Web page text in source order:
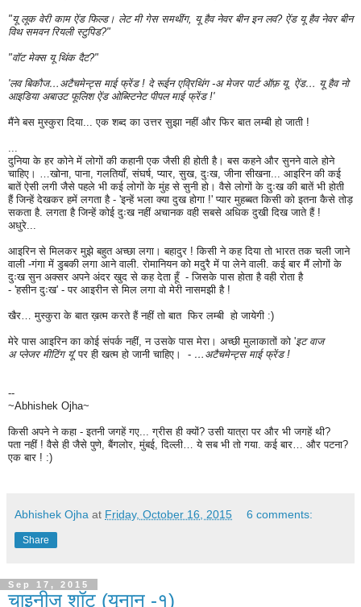
"यू लूक वेरी काम ऐंड फिल्ड। लेट मी गेस समथींग, यू हैव नेवर बीन इन लव? ऐंड यू हैव नेवर बीन
विथ समवन रियली स्टुपिड?"
"वॉट मेक्स यू थिंक दैट?"
'लव बिकौज…अटैचमेन्ट्स माई फ्रेंड ! दे रूईन एव्रिथिंग -अ मेजर पार्ट ऑफ़ यू. ऐंड… यू हैव नो
आइडिया अबाउट फूलिश ऐंड ओब्स्टिनेट पीपल माई फ्रेंड !'
मैंने बस मुस्कुरा दिया... एक शब्द का उत्तर सुझा नहीं और फिर बात लम्बी हो जाती !
दुनिया के हर कोने में लोगों कीकहानी एक जैसी ही होती है। बस कहने और सुनने वाले होने
चाहिए। …खोना, पाना, गलतियाँ, संघर्ष, प्यार, सुख, दुःख, जीना सीखना... आइरिन की कई
बातें ऐसी लगी जैसे पहले भी कई लोगों के मुंह से सुनी हो। वैसे लोगों के दुःख की बातें भी होती
हैं जिन्हें देखकर हमें लगता है - 'इन्हें भला क्या दुख होगा !' प्यार मुहब्बत किसी को इतना कैसे तोड़
सकता है. लगता है जिन्हें कोई दुःख नहीं अचानक वही सबसे अधिक दुखी दिख जाते हैं !
अधुरे...
आइरिन से मिलकर मुझे बहुत अच्छा लगा। बहादुर ! किसी ने कह दिया तो भारत तक चली जाने
वाली -गंगा में डुबकी लगा आने वाली. रोमानियन को मदुरै में पा लेने वाली.कई बारमैं लोगों के
दुःख सुन अक्सर अपने अंदर खुद सेकह देता हूँ - जिसके पास होता है वही रोता है
- 'हसीनदुःख' - पर आइरीन से मिल लगा वो मेरी नासमझी है !
खैर… मुस्कुरा के बात ख़त्म करते हैं नहीं तो बात फिर लम्बी हो जायेगी :)
मेरे पास आइरिन का कोई संपर्क नहीं, न उसके पास मेरा। अच्छी मुलाकातों को 'इट वाज
अ प्लेजर मीटिंग यू'पर ही खत्म हो जानी चाहिए। - …अटैचमेन्ट्स माई फ्रेंड !
--
~Abhishek Ojha~
किसी अपने ने कहा - इतनी जगहें गए... ग्रीस ही क्यों? उसी यात्रा पर और भी जगहें थी?
पता नहीं ! वैसे ही जैसे पुणे, बैंगलोर, मुंबई, दिल्ली… ये सब भी तो गया. कई बार… और पटना?
एक बार ! :)
Abhishek Ojha at Friday, October 16, 2015 6 comments:
Share
Sep 17, 2015
चाइनीज शॉट (यूनान -१)